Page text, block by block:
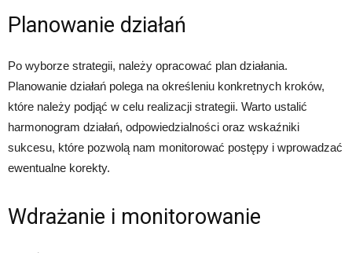
Planowanie działań
Po wyborze strategii, należy opracować plan działania.
Planowanie działań polega na określeniu konkretnych kroków,
które należy podjąć w celu realizacji strategii. Warto ustalić
harmonogram działań, odpowiedzialności oraz wskaźniki
sukcesu, które pozwolą nam monitorować postępy i wprowadzać
ewentualne korekty.
Wdrażanie i monitorowanie